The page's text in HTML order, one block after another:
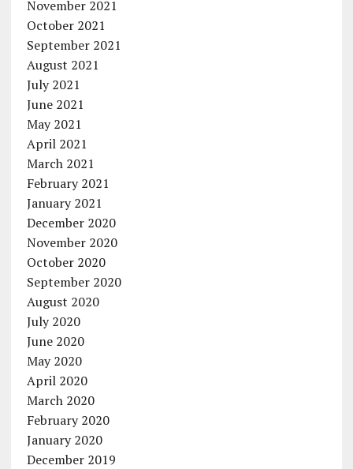
November 2021
October 2021
September 2021
August 2021
July 2021
June 2021
May 2021
April 2021
March 2021
February 2021
January 2021
December 2020
November 2020
October 2020
September 2020
August 2020
July 2020
June 2020
May 2020
April 2020
March 2020
February 2020
January 2020
December 2019